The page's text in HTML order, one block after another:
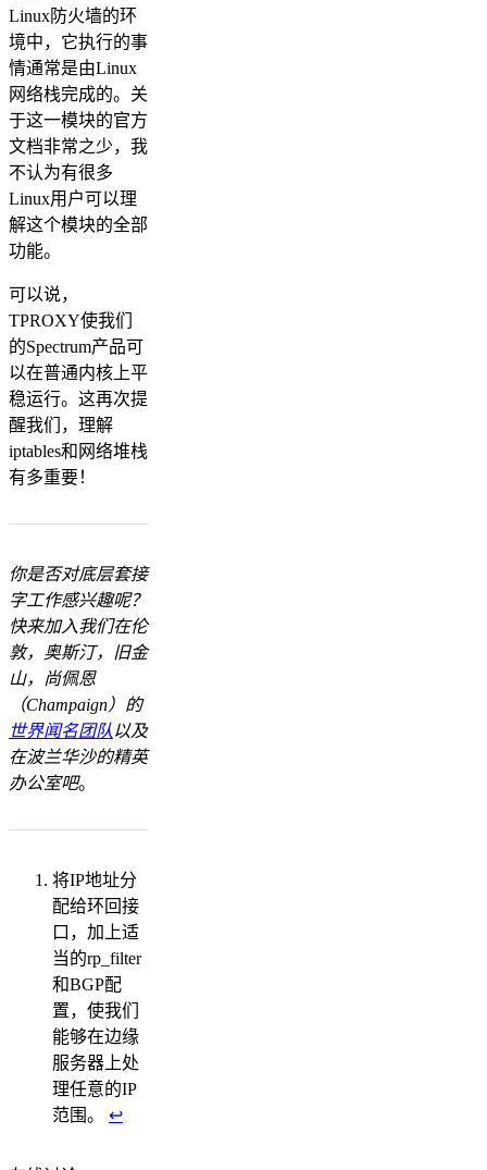
Linux防火墙的环
境中，它执行的事
情通常是由Linux
网络栈完成的。关
于这一模块的官方
文档非常之少，我
不认为有很多
Linux用户可以理
解这个模块的全部
功能。
可以说，
TPROXY使我们
的Spectrum产品可
以在普通内核上平
稳运行。这再次提
醒我们，理解
iptables和网络堆栈
有多重要！
你是否对底层套接
字工作感兴趣呢？
快来加入我们在伦
敦，奥斯汀，旧金
山，尚佩恩
（Champaign）的
世界闻名团队 以及
在波兰华沙的精英
办公室吧。
将IP地址分
配给环回接
口，加上适
当的rp_filter
和BGP配
置，使我们
能够在边缘
服务器上处
理任意的IP
范围。 ↩︎